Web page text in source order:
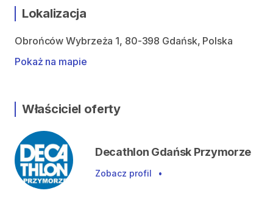
Lokalizacja
Obrońców Wybrzeża 1, 80-398 Gdańsk, Polska
Pokaż na mapie
Właściciel oferty
Decathlon Gdańsk Przymorze
Zobacz profil •